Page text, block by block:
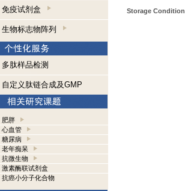
免疫试剂盒
生物标志物阵列
多肽样品检测
自定义肽链合成及GMP
肥胖
心血管
糖尿病
老年痴呆
抗微生物
激素酶联试剂盒
抗癌小分子化合物
Storage Condition